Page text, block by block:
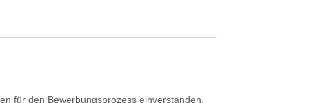
für den Bewerbungsprozess einverstanden.